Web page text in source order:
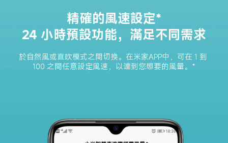
精確的風速設定*
24 小時預設功能，滿足不同需求
於自然風或直吹模式之間切換。在米家APP中，可在 1 到
100 之間任意設定風速，以達到您想要的風量。*